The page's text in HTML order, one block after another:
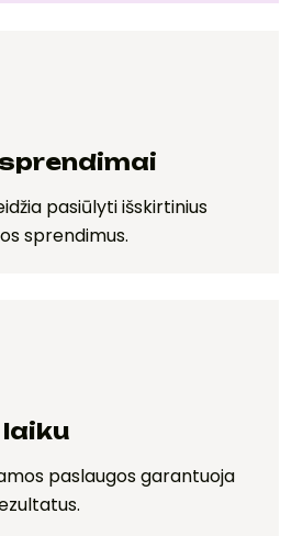
pasiūlyti išskirtinius
sprendimus.
paslaugos garantuoja